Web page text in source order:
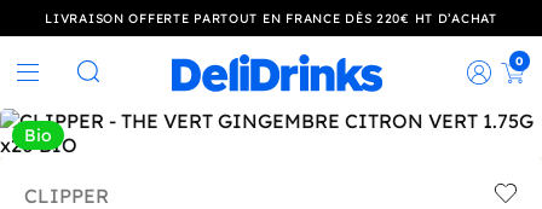
LIVRAISON OFFERTE PARTOUT EN FRANCE DÈS 220€ HT D’ACHAT
Rechercher
0
Bio
CLIPPER